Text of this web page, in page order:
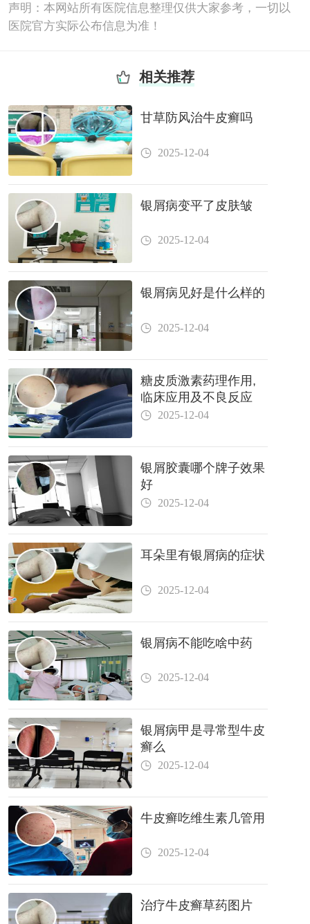
声明：本网站所有医院信息整理仅供大家参考，一切以
医院官方实际公布信息为准！
相关推荐
甘草防风治牛皮癣吗
2025-12-04
银屑病变平了皮肤皱
2025-12-04
银屑病见好是什么样的
2025-12-04
糖皮质激素药理作用,
临床应用及不良反应
2025-12-04
银屑胶囊哪个牌子效果
好
2025-12-04
耳朵里有银屑病的症状
2025-12-04
银屑病不能吃啥中药
2025-12-04
银屑病甲是寻常型牛皮
癣么
2025-12-04
牛皮癣吃维生素几管用
2025-12-04
治疗牛皮癣草药图片